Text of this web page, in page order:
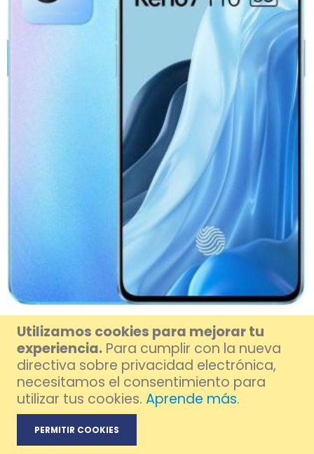
Utilizamos cookies para mejorar tu
experiencia. Para cumplir con la nueva
directiva sobre privacidad electrónica,
necesitamos el consentimiento para
utilizar tus cookies. Aprende más.
PERMITIR COOKIES